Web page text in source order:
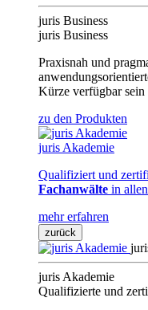
juris Business
juris Business
Praxisnah und
Kürze verfügbar sein
zu den Produkten
juris Akademie
Qualifiziert und
Fachanwälte in
mehr erfahren
zurück
juris Akademie
Qualifizierte und